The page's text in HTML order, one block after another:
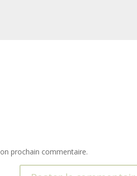
prochain commentaire.